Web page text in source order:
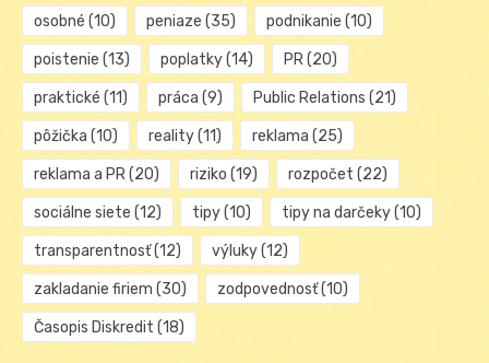
osobné (10) peniaze (35) podnikanie (10)
poistenie (13) poplatky(14) PR(20)
praktické (11) práca (9) Public Relations (21)
pôžička (10) reality(11) reklama (25)
reklama a PR(20) riziko (19) rozpočet (22)
sociálne siete (12) tipy(10) tipy na darčeky(10)
transparentnosť(12) výluky(12)
zakladanie firiem (30) zodpovednosť(10)
Časopis Diskredit (18)